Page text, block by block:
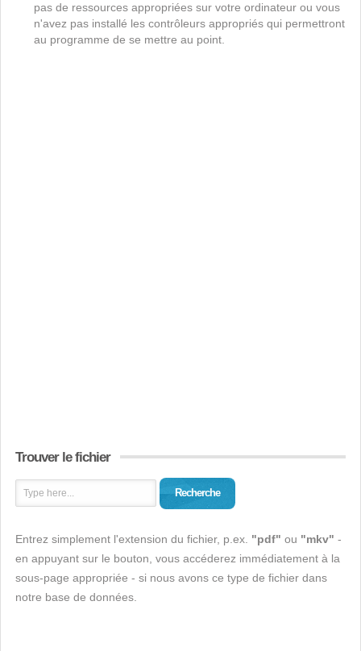
pas de ressources appropriées sur votre ordinateur ou vous
n'avez pas installé les contrôleurs appropriés qui permettront
au programme de se mettre au point.
Trouver le fichier
Recherche
Entrez simplement l'extension du fichier, p.ex. "pdf" ou "mkv" -
en appuyant sur le bouton, vous accéderez immédiatement à la
sous-page appropriée - si nous avons ce type de fichier dans
notre base de données.